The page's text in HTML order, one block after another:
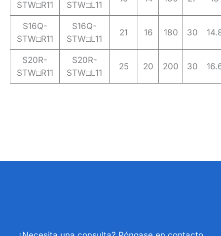
STW□R11 STW□L11
S16Q-
STW□R11
S16Q-
STW□L11
21 16 180 30
S20R-
STW□R11
S20R-
STW□L11
25 20 200 30